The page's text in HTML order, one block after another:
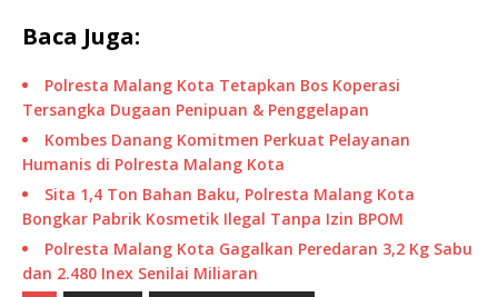
Baca Juga:
Polresta Malang Kota Tetapkan Bos Koperasi
Tersangka Dugaan Penipuan & Penggelapan
Kombes Danang Komitmen Perkuat Pelayanan
Humanis di Polresta Malang Kota
Sita 1,4 Ton Bahan Baku, Polresta Malang Kota
Bongkar Pabrik Kosmetik Ilegal Tanpa Izin BPOM
Polresta Malang Kota Gagalkan Peredaran 3,2 Kg Sabu
dan 2.480 Inex Senilai Miliaran